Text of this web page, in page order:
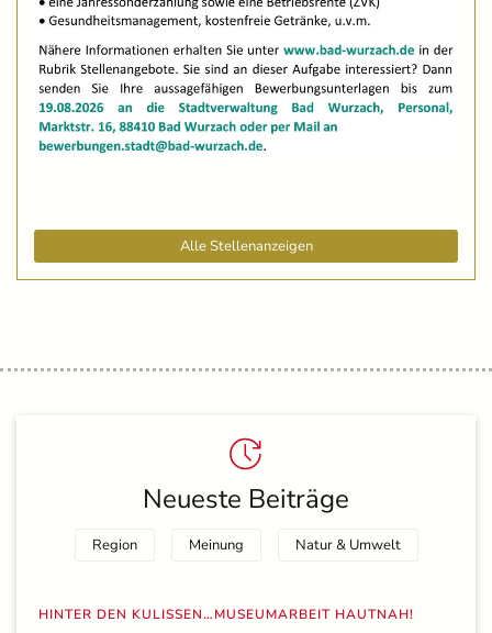
Alle Stellenanzeigen
Neueste Beiträge
Region Meinung Natur & Umwelt
HINTER DEN KULISSEN…MUSEUMARBEIT HAUTNAH!